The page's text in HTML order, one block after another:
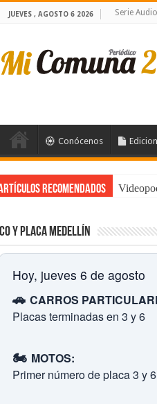
JUEVES , AGOSTO 6 2026 Serie
Conócenos
Recomendados
y placa Medellín
Hoy, jueves 6 de agosto
🚗 CARROS
Placas terminadas en 3 y 6
🏍️ MOTOS:
Primer número de placa 3 y 6